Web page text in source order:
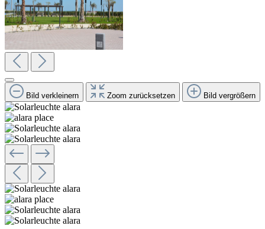
Bild verkleinern Zoom zurücksetzen Bild vergrößern